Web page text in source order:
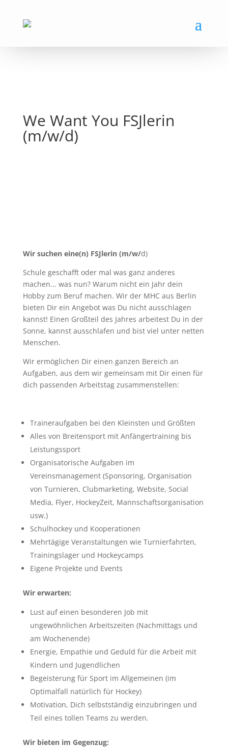
We Want You FSJlerin
(m/w/d)
Wir suchen eine(n) FSJlerin (m/w/d)
Schule geschafft oder mal was ganz anderes
machen... was nun? Warum nicht ein Jahr dein
Hobby zum Beruf machen. Wir der MHC aus Berlin
bieten Dir ein Angebot was Du nicht ausschlagen
kannst! Einen Großteil des Jahres arbeitest Du in der
Sonne, kannst ausschlafen und bist viel unter netten
Menschen.
Wir ermöglichen Dir einen ganzen Bereich an
Aufgaben, aus dem wir gemeinsam mit Dir einen für
dich passenden Arbeitstag zusammenstellen:
Traineraufgaben bei den Kleinsten und Größten
Alles von Breitensport mit Anfängertraining bis
Leistungssport
Organisatorische Aufgaben im
Vereinsmanagement (Sponsoring, Organisation
von Turnieren, Clubmarketing, Website, Social
Media, Flyer, HockeyZeit, Mannschaftsorganisation
usw.)
Schulhockey und Kooperationen
Mehrtägige Veranstaltungen wie Turnierfahrten,
Trainingslager und Hockeycamps
Eigene Projekte und Events
Wir erwarten:
Lust auf einen besonderen Job mit
ungewöhnlichen Arbeitszeiten (Nachmittags und
am Wochenende)
Energie, Empathie und Geduld für die Arbeit mit
Kindern und Jugendlichen
Begeisterung für Sport im Allgemeinen (im
Optimalfall natürlich für Hockey)
Motivation, Dich selbstständig einzubringen und
Teil eines tollen Teams zu werden.
Wir bieten im Gegenzug: